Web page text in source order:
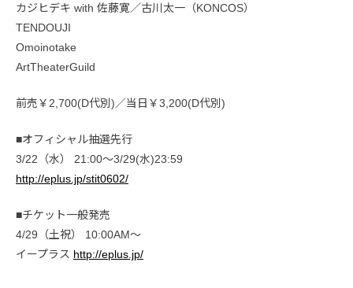
カジヒデキ with 佐藤寛／古川太一（KONCOS）
TENDOUJI
Omoinotake
ArtTheaterGuild
前売￥2,700(D代別)／当日￥3,200(D代別)
■オフィシャル抽選先行
3/22（水） 21:00～3/29(水)23:59
http://eplus.jp/stit0602/
■チケット一般発売
4/29（土祝） 10:00AM～
イープラス http://eplus.jp/